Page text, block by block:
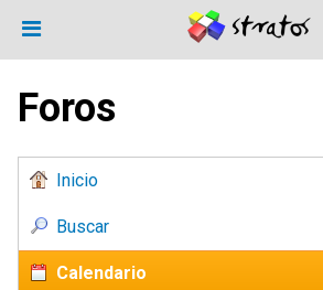
Foros
Inicio
Buscar
Calendario